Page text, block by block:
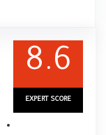
8.6
EXPERT SCORE